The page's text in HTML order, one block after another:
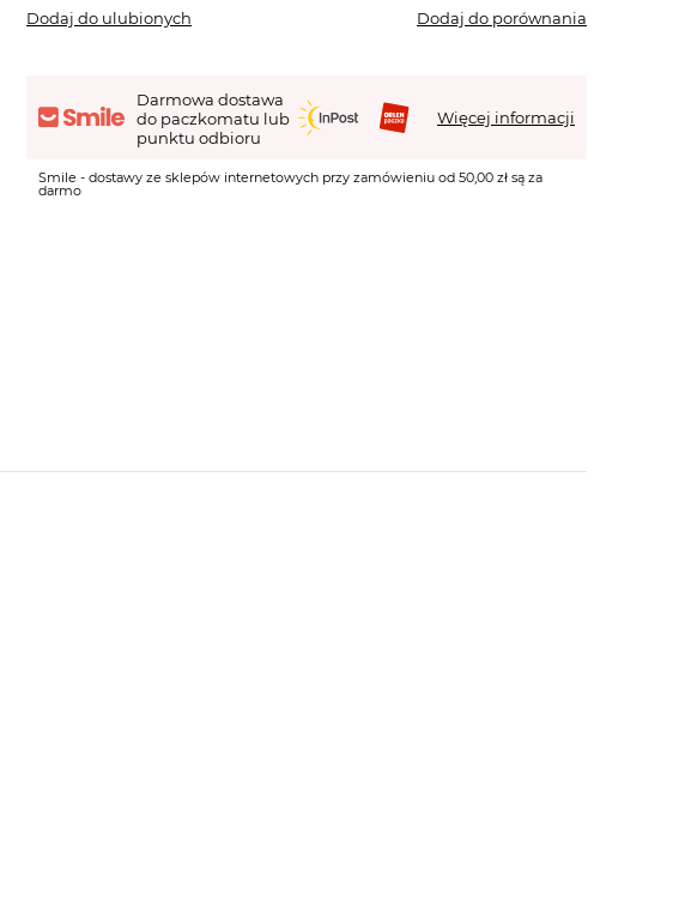
Dodaj do ulubionych Dodaj do porównania
Darmowa dostawa
do paczkomatu lub
punktu odbioru
Więcej informacji
Smile - dostawy ze sklepów internetowych przy zamówieniu od 50,00 zł są za
darmo